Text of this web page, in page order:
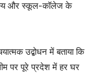
और स्कूल-कॉलेज के
उद्बोधन में बताया कि
पर पूरे प्रदेश में हर घर